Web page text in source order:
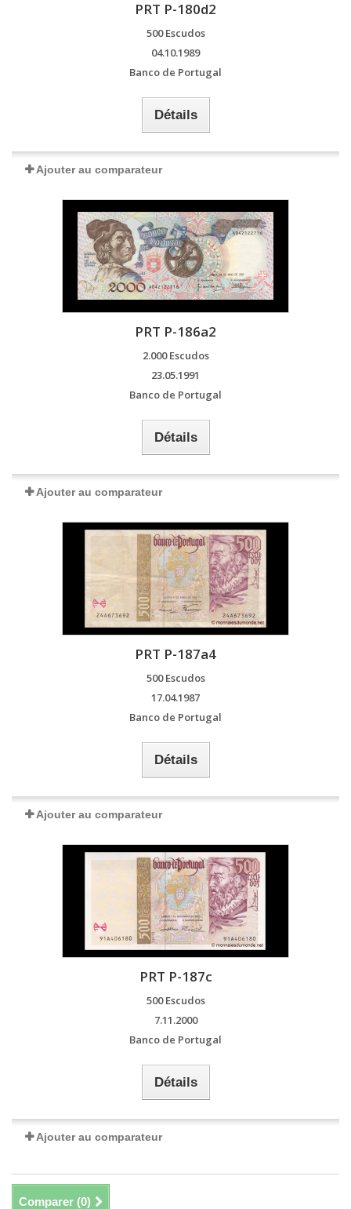
PRT P-180d2
500 Escudos
04.10.1989
Banco de Portugal
Détails
Ajouter au comparateur
PRT P-186a2
2.000 Escudos
23.05.1991
Banco de Portugal
Détails
Ajouter au comparateur
PRT P-187a4
500 Escudos
17.04.1987
Banco de Portugal
Détails
Ajouter au comparateur
PRT P-187c
500 Escudos
7.11.2000
Banco de Portugal
Détails
Ajouter au comparateur
Comparer (0)